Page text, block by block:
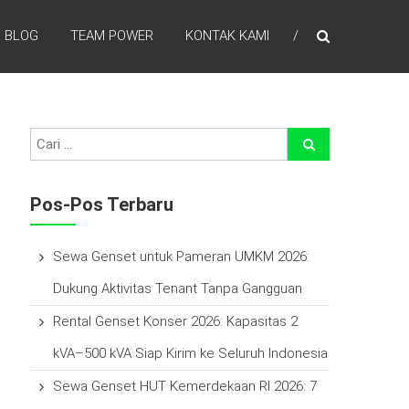
BLOG TEAM POWER KONTAK KAMI
Pos-Pos Terbaru
Sewa Genset untuk Pameran UMKM 2026:
Dukung Aktivitas Tenant Tanpa Gangguan
Rental Genset Konser 2026: Kapasitas 2
kVA–500 kVA Siap Kirim ke Seluruh Indonesia
Sewa Genset HUT Kemerdekaan RI 2026: 7